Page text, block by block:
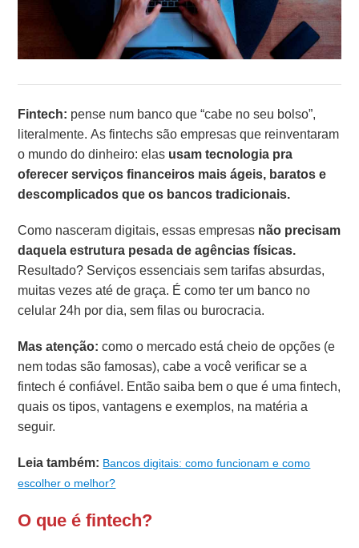
Fintech: pense num banco que “cabe no seu bolso”,
literalmente. As fintechs são empresas que reinventaram
o mundo do dinheiro: elas usam tecnologia pra
oferecer serviços financeiros mais ágeis, baratos e
descomplicados que os bancos tradicionais.
Como nasceram digitais, essas empresas não precisam
daquela estrutura pesada de agências físicas.
Resultado? Serviços essenciais sem tarifas absurdas,
muitas vezes até de graça. É como ter um banco no
celular 24h por dia, sem filas ou burocracia.
Mas atenção: como o mercado está cheio de opções (e
nem todas são famosas), cabe a você verificar se a
fintech é confiável. Então saiba bem o que é uma fintech,
quais os tipos, vantagens e exemplos, na matéria a
seguir.
Leia também: Bancos digitais: como funcionam e como
escolher o melhor?
O que é fintech?